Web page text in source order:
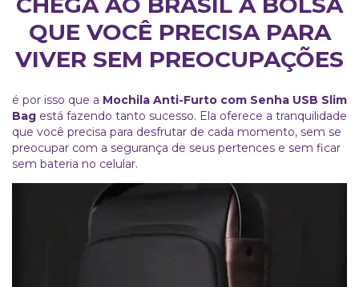
QUE VOCÊ PRECISA PARA
VIVER SEM PREOCUPAÇÕES
é por isso que a Mochila Anti-Furto com Senha USB Slim
Bag está fazendo tanto sucesso. Ela oferece a tranquilidade
que você precisa para desfrutar de cada momento, sem se
preocupar com a segurança de seus pertences e sem ficar
sem bateria no celular.